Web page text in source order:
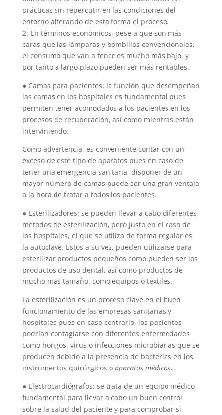
prácticas sin repercutir en las condiciones del
entorno alterando de esta forma el proceso.
2. En términos económicos, pese a que son más
caras que las lámparas y bombillas convencionales,
el consumo que van a tener es mucho más bajo, y
por tanto a largo plazo pueden ser más rentables.
● Camas para pacientes: la función que desempeñan
las camas en los hospitales es fundamental pues
permiten tener acomodados a los pacientes en los
procesos de recuperación, así como mientras están
interviniendo.
Como advertencia, es conveniente contar con un
exceso de este tipo de aparatos pues en caso de
tener una emergencia sanitaria, disponer de un
mayor número de camas puede ser una gran ventaja
a la hora de tratar a todos los pacientes.
● Esterilizadores: se pueden llevar a cabo diferentes
métodos de esterilización, pero justo en el caso de
los hospitales, el que se utiliza de forma regular es
la autoclave. Estos a su vez, pueden utilizarse para
esterilizar productos pequeños como pueden ser los
productos de uso dental, así como productos de
mucho más tamaño, como equipos o textiles.
La esterilización es un proceso clave en el buen
funcionamiento de las empresas sanitarias y
hospitales pues en caso contrario, los pacientes
podrían contagiarse con diferentes enfermedades
como hongos, virus o infecciones microbianas que se
producen debido a la presencia de bacterias en los
instrumentos quirúrgicos o aparatos médicos.
● Electrocardiógrafos: se trata de un equipo médico
fundamental para llevar a cabo un buen control
sobre la salud del paciente y para comprobar si